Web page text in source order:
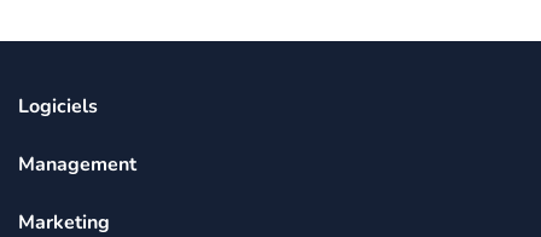
Logiciels
Management
Marketing